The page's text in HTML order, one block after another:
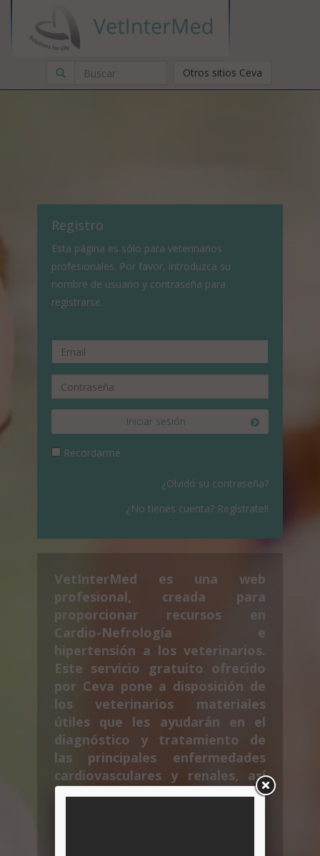
Otros sitios Ceva
Registro
Esta página es sólo para veterinarios
profesionales. Por favor, introduzca su
nombre de usuario y contraseña para
registrarse.
Iniciar sesión
Recordarme
¿Olvidó su contraseña?
¿No tienes cuenta? Regístrate!!
VetInterMed es una web
profesional, creada para
proporcionar recursos en
Cardio-Nefrología e
hipertensión a los veterinarios.
Este servicio gratuito ofrecido
por Ceva pone a disposición de
los veterinarios materiales
útiles que les ayudarán en el
diagnóstico y tratamiento de
las principales enfermedades
cardiovasculares y renales, así
como una propuesta de